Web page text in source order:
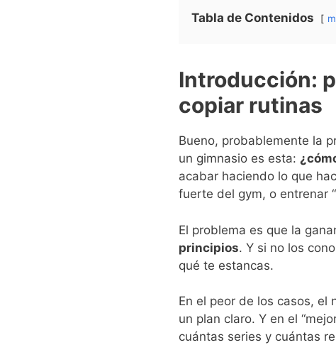
Tabla de Contenidos
Introducción:
copiar rutinas
Bueno, probablemente la
un gimnasio es esta:
acabar haciendo lo que
fuerte del gym, o entrenar
El problema es que la
principios. Y si no los
qué te estancas.
En el peor de los casos, el
un plan claro. Y en el
cuántas series y cuántas